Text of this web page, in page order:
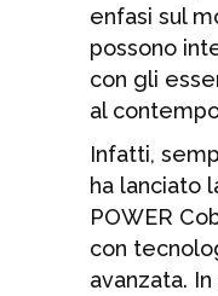
enfasi sul
possono
con gli
al
Infatti,
ha lanciato
POWER
con
avanzata.